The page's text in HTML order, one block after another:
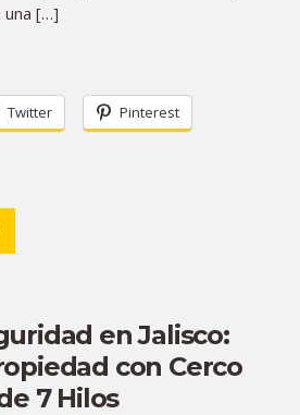
una […]
Twitter Pinterest
en Jalisco:
con Cerco
7 Hilos